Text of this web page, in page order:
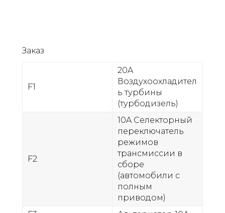
Заказ
F1
20A
Воздухоохладител
ь турбины
(турбодизель)
F2
10A Селекторный
переключатель
режимов
трансмиссии в
сборе
(автомобили с
полным
приводом)